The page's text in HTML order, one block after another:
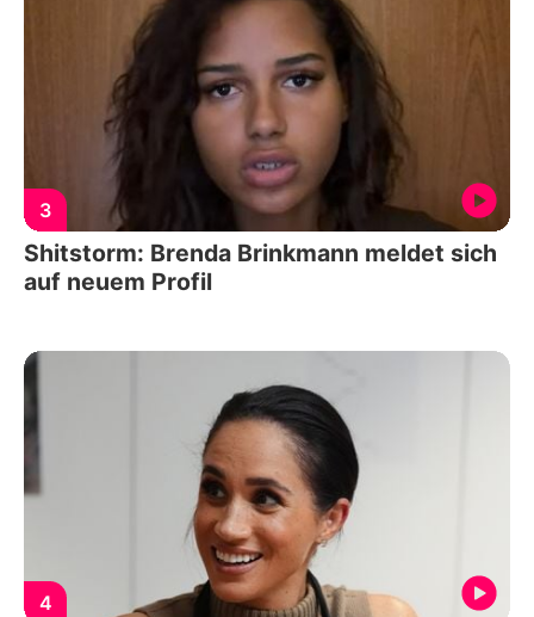
3
Shitstorm: Brenda Brinkmann meldet sich
auf neuem Profil
4